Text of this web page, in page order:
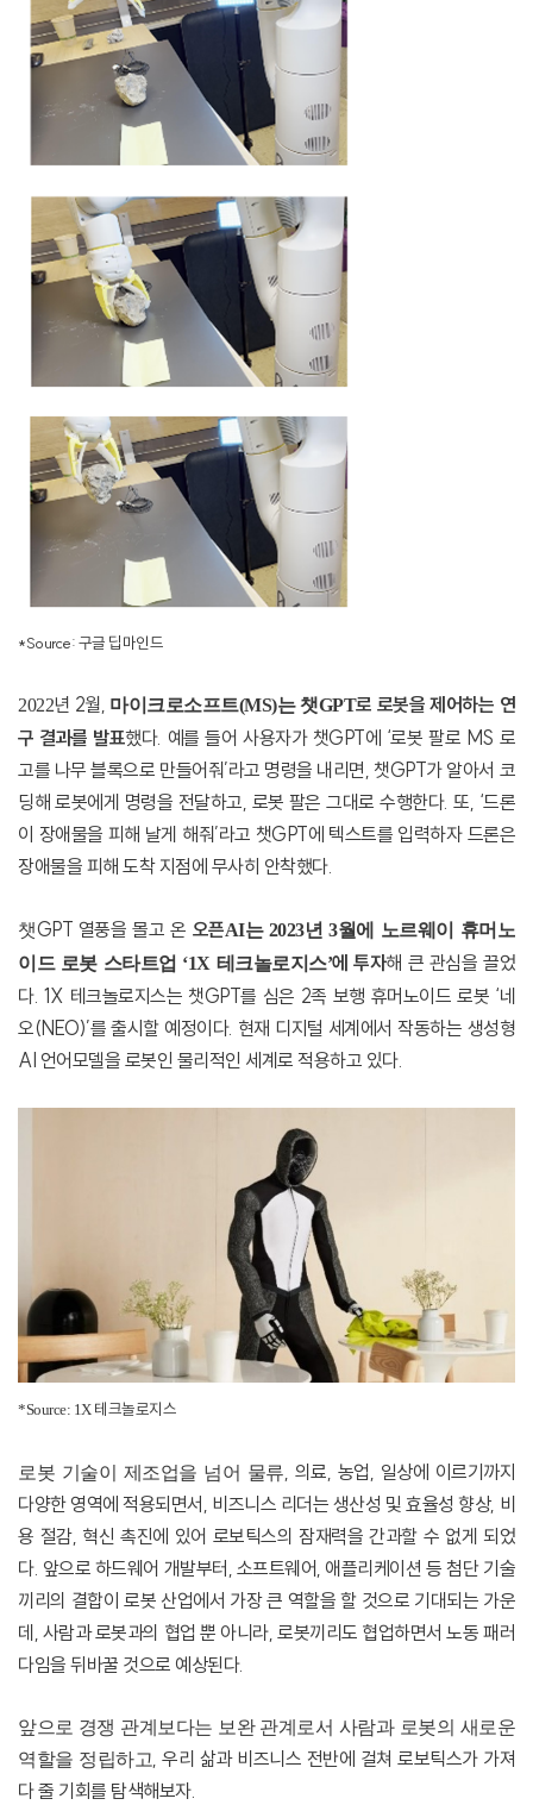
*Source:구글 딥마인드
2022년 2월 마이크로소프트(MS)는 챗GPT로 로봇을 제어하는 연
구 결과를 발표했다. 예를 들어 사용자가 챗GPT에 ‘로봇 팔로 MS 로
고를 나무 블록으로 만들어줘’라고 명령을 내리면 챗GPT가 알아서 코
딩해 로봇에게 명령을 전달하고 로봇 팔은 그대로 수행한다.또 , ‘드론
이 장애물을 피해 날게 해줘’라고 챗GPT에 텍스트를 입력하자 드론은
장애물을 피해 도착 지점에 무사히 안착했다.
챗GPT 열풍을 몰고 온 오픈AI는2023년 3월에 노르웨이 휴머노
이드 로봇 스타트업 ‘1X 테크놀로지스’에 투자해 큰 관심을 끌었
다. 1X 테크놀로지스는 챗GPT를 심은 2족 보행 휴머노이드 로봇 ‘네
오(NEO)’를 출시할 예정이다. 현재 디지털 세계에서 작동하는 생성형
AI 언어모델을 로봇인 물리적인 세계로 적용하고 있다.
*Source: 1X 테크놀로지스
로봇 기술이 제조업을 넘어 물류, 의료, 농업, 일상에 이르기까지
다양한 영역에 적용되면서 , 비즈니스 리더는 생산성 및 효율성 향상, 비
용 절감, 혁신 촉진에 있어 로보틱스의 잠재력을 간과할 수 없게 되었
다. 앞으로 하드웨어 개발부터 , 소프트웨어, 애플리케이션 등 첨단 기술
끼리의 결합이 로봇 산업에서 가장 큰 역할을 할 것으로 기대되는 가운
데 , 사람과 로봇과의 협업 뿐 아니라,로봇끼리도 협업하면서 노동 패러
다임을 뒤바꿀 것으로 예상된다.
앞으로 경쟁 관계보다는 보완 관계로서 사람과 로봇의 새로운
역할을 정립하고, 우리 삶과 비즈니스 전반에 걸쳐 로보틱스가 가져
다 줄 기회를 탐색해보자.